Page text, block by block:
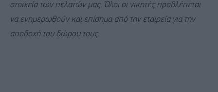
στοιχεία των πελατών μας. Όλοι οι νικητές προβλέπεται
να ενημερωθούν και επίσημα από την εταιρεία για την
αποδοχή του δώρου τους.